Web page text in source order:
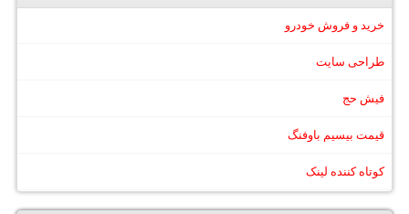
خرید و فروش خودرو
طراحی سایت
فیش حج
قیمت بیسیم باوفنگ
کوتاه کننده لینک